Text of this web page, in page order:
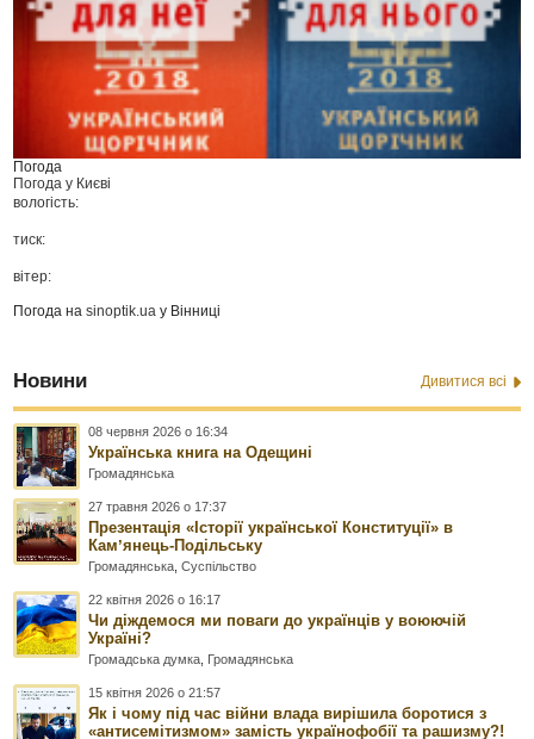
Погода
Погода у Києві
вологість:
тиск:
вітер:
Погода наsinoptik.ua у Вінниці
Новини Дивитися всі
08 червня 2026 о 16:34
Українська книга на Одещині
Громадянська
27 травня 2026 о 17:37
Презентація «Історії української Конституції» в
Камʼянець-Подільську
Громадянська ,Суспільство
22 квітня 2026 о 16:17
Чи діждемося ми поваги до українців у воюючій
Україні?
Громадська думка Громадянська
15 квітня 2026 о 21:57
Як і чому під час війни влада вирішила боротися з
«антисемітизмом» замість українофобії та рашизму?!